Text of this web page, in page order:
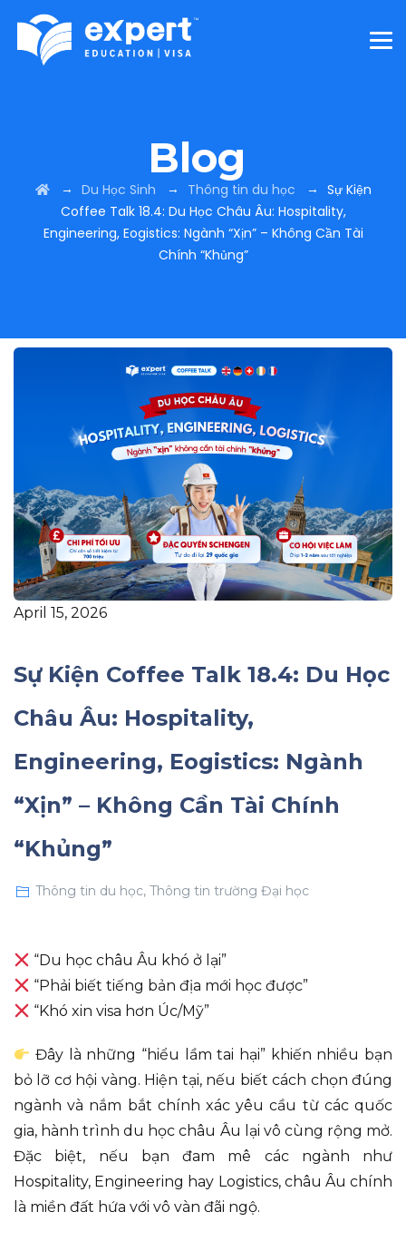
Blog
→ Du Học Sinh → Thông tin du học → Sự Kiện
Coffee Talk 18.4: Du Học Châu Âu: Hospitality,
Engineering, Eogistics: Ngành “Xịn” – Không Cần Tài
Chính “Khủng”
April 15, 2026
Sự Kiện Coffee Talk 18.4: Du Học
Châu Âu: Hospitality,
Engineering, Eogistics: Ngành
“Xịn” – Không Cần Tài Chính
“Khủng”
Thông tin du học, Thông tin trường Đại học
“Du học châu Âu khó ở lại”
“Phải biết tiếng bản địa mới học được”
“Khó xin visa hơn Úc/Mỹ”
Đây là những “hiểu lầm tai hại” khiến nhiều bạn
bỏ lỡ cơ hội vàng. Hiện tại, nếu biết cách chọn đúng
ngành và nắm bắt chính xác yêu cầu từ các quốc
gia, hành trình du học châu Âu lại vô cùng rộng mở.
Đặc biệt, nếu bạn đam mê các ngành như
Hospitality, Engineering hay Logistics, châu Âu chính
là miền đất hứa với vô vàn đãi ngộ.